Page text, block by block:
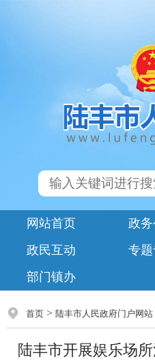
网站首页 政
政民互动
专
部门镇办
首页> 陆丰市人民政府门户网站
陆丰市开展娱乐场